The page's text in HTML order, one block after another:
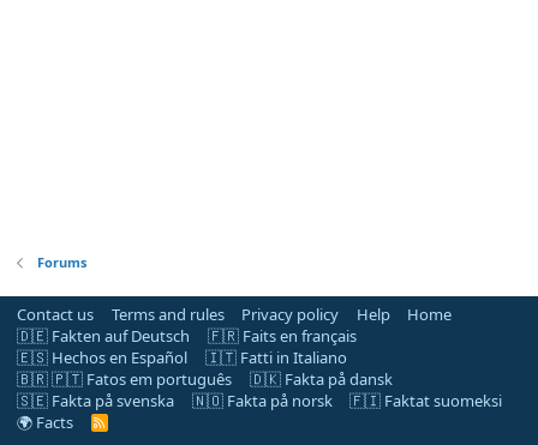
Forums
Contact us Terms and rules Privacy policy Help
Home
🇩🇪 Fakten auf Deutsch
🇫🇷 Faits en français
🇪🇸 Hechos en Español
🇮🇹 Fatti in Italiano
🇧🇷 🇵🇹 Fatos em português
🇩🇰 Fakta på dansk
🇸🇪 Fakta på svenska
🇳🇴 Fakta på norsk
🇫🇮 Faktat suomeksi
🌍 Facts
R